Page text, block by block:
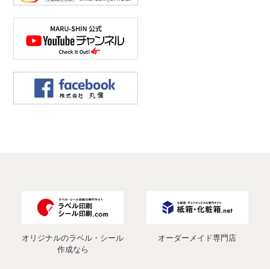
オリジナルのラベル・シール
作成なら
オーダーメイド専門店